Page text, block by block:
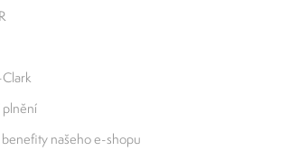
našeho e-shopu